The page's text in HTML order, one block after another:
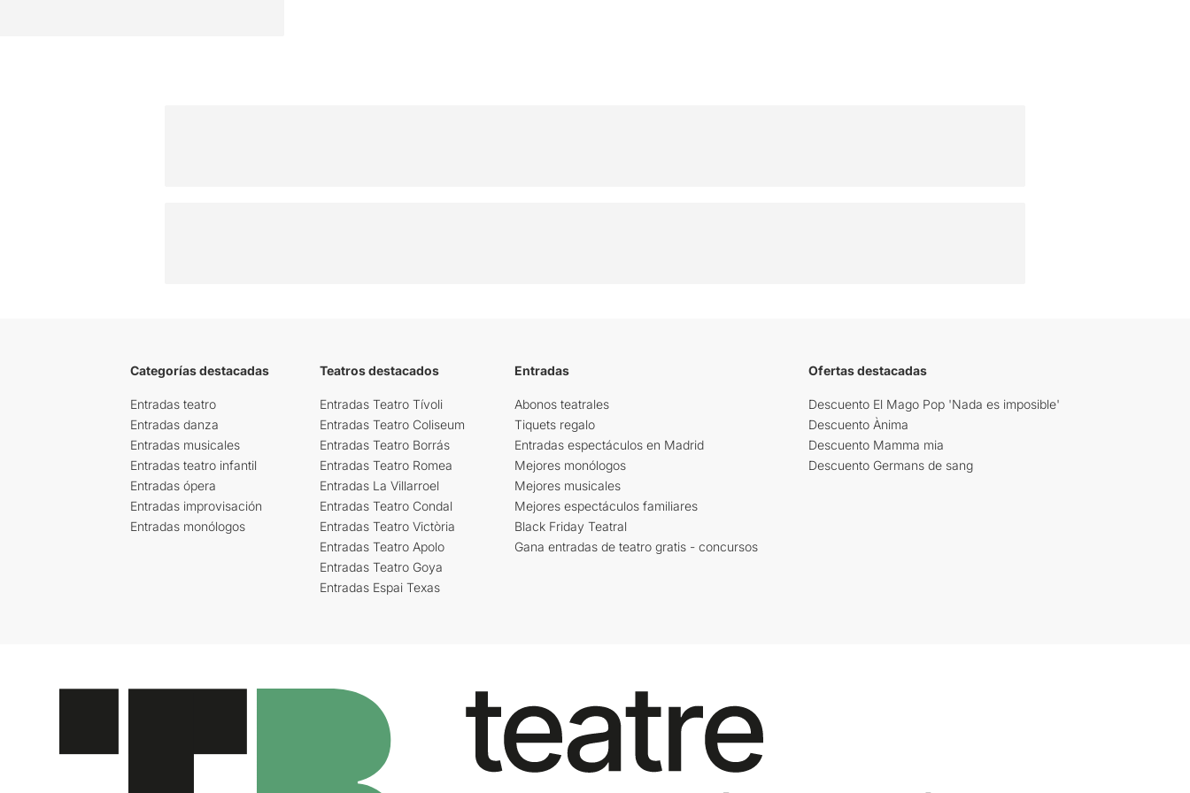
Categorías destacadas
Entradas teatro
Entradas danza
Entradas musicales
Entradas teatro infantil
Entradas ópera
Entradas improvisación
Entradas monólogos
Teatros destacados
Entradas Teatro Tívoli
Entradas Teatro Coliseum
Entradas Teatro Borrás
Entradas Teatro Romea
Entradas La Villarroel
Entradas Teatro Condal
Entradas Teatro Victòria
Entradas Teatro Apolo
Entradas Teatro Goya
Entradas Espai Texas
Entradas
Abonos teatrales
Tiquets regalo
Entradas espectáculos en Madrid
Mejores monólogos
Mejores musicales
Mejores espectáculos familiares
Black Friday Teatral
Gana entradas de teatro gratis - concursos
Ofertas destacadas
Descuento El Mago Pop 'Nada es imposible'
Descuento Ànima
Descuento Mamma mia
Descuento Germans de sang